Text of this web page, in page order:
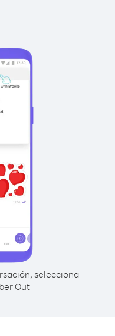
selecciona
Out